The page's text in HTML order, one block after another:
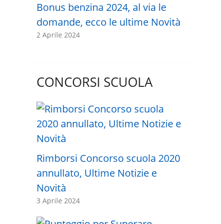
Bonus benzina 2024, al via le
domande, ecco le ultime Novità
2 Aprile 2024
CONCORSI SCUOLA
Rimborsi Concorso scuola 2020
annullato, Ultime Notizie e
Novità
3 Aprile 2024